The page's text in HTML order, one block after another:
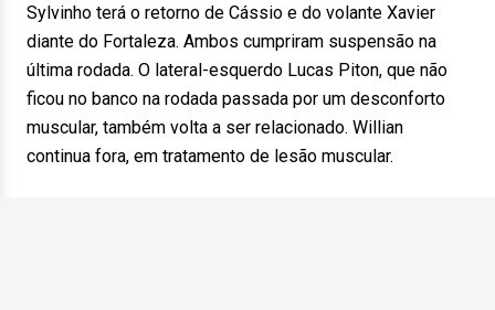
Sylvinho terá o retorno de Cássio e do volante Xavier
diante do Fortaleza. Ambos cumpriram suspensão na
última rodada. O lateral-esquerdo Lucas Piton, que não
ficou no banco na rodada passada por um desconforto
muscular, também volta a ser relacionado. Willian
continua fora, em tratamento de lesão muscular.